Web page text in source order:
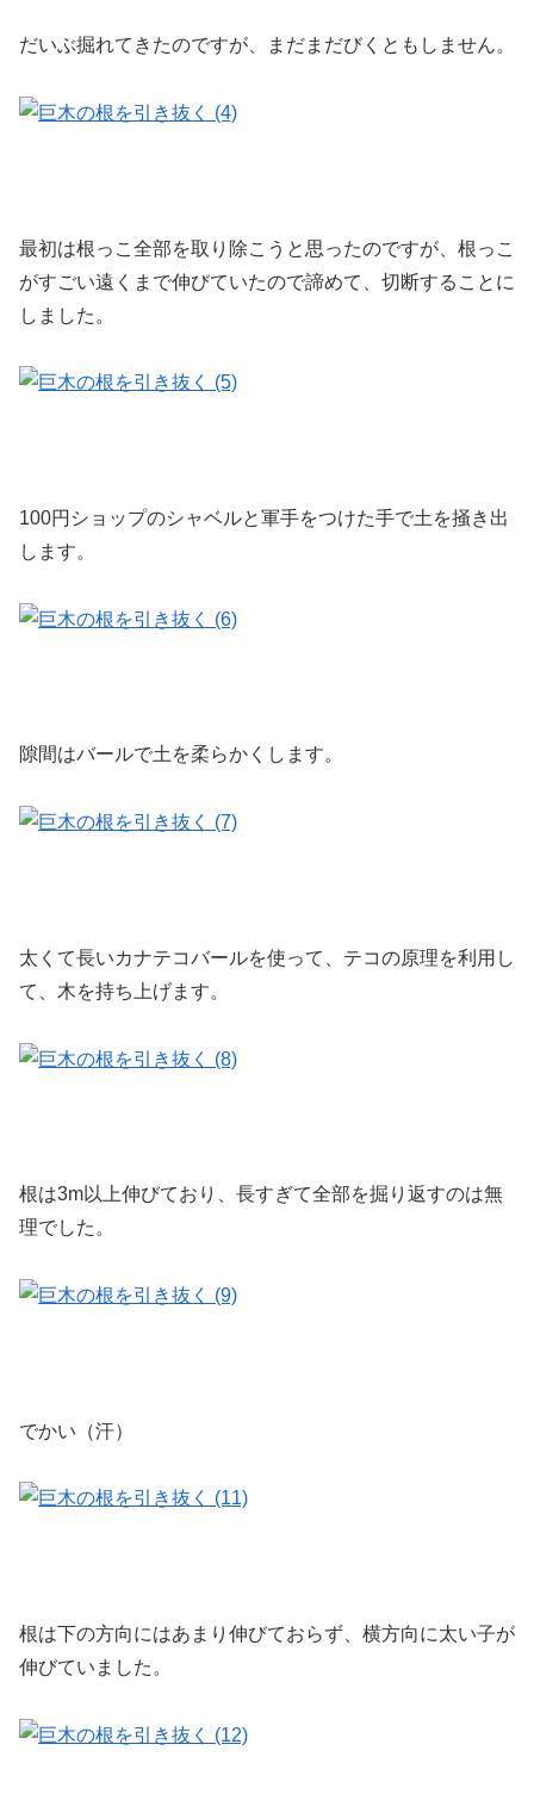
だいぶ掘れてきたのですが、まだまだびくともしません。
最初は根っこ全部を取り除こうと思ったのですが、根っこ
がすごい遠くまで伸びていたので諦めて、切断することに
しました。
100円ショップのシャベルと軍手をつけた手で土を掻き出
します。
隙間はバールで土を柔らかくします。
太くて長いカナテコバールを使って、テコの原理を利用し
て、木を持ち上げます。
根は3m以上伸びており、長すぎて全部を掘り返すのは無
理でした。
でかい（汗）
根は下の方向にはあまり伸びておらず、横方向に太い子が
伸びていました。